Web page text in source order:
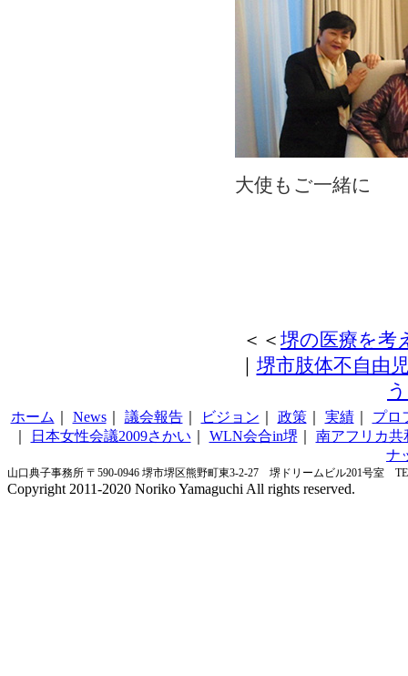
大使もご一緒に
＜＜ 堺の医療を
堺市肢体不自由
ホーム News｜ 議会報告｜ ビジョン 政策｜ 実績｜ プロ
日本女性会議2009さかい WLN会合in堺
南アフリカ共
ナ
山口典子事務所 〒590-0946 堺市堺区熊野町東3-2-27 堺ドリームビル201号室
Copyright 2011-2020 Noriko Yamaguchi All rights reserved.